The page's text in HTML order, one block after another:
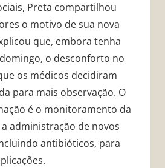
Preta compartilhou
o motivo de sua nova
que, embora tenha
o desconforto no
os médicos decidiram
para mais observação. O
é o monitoramento da
administração de novos
antibióticos, para